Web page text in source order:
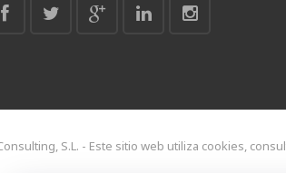
S.L. - Este sitio web utiliza cookies,